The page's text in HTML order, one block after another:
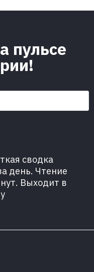
пульсе
сводка
день. Чтение
Выходит в